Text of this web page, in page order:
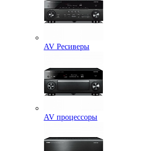
AV Ресиверы
AV процессоры